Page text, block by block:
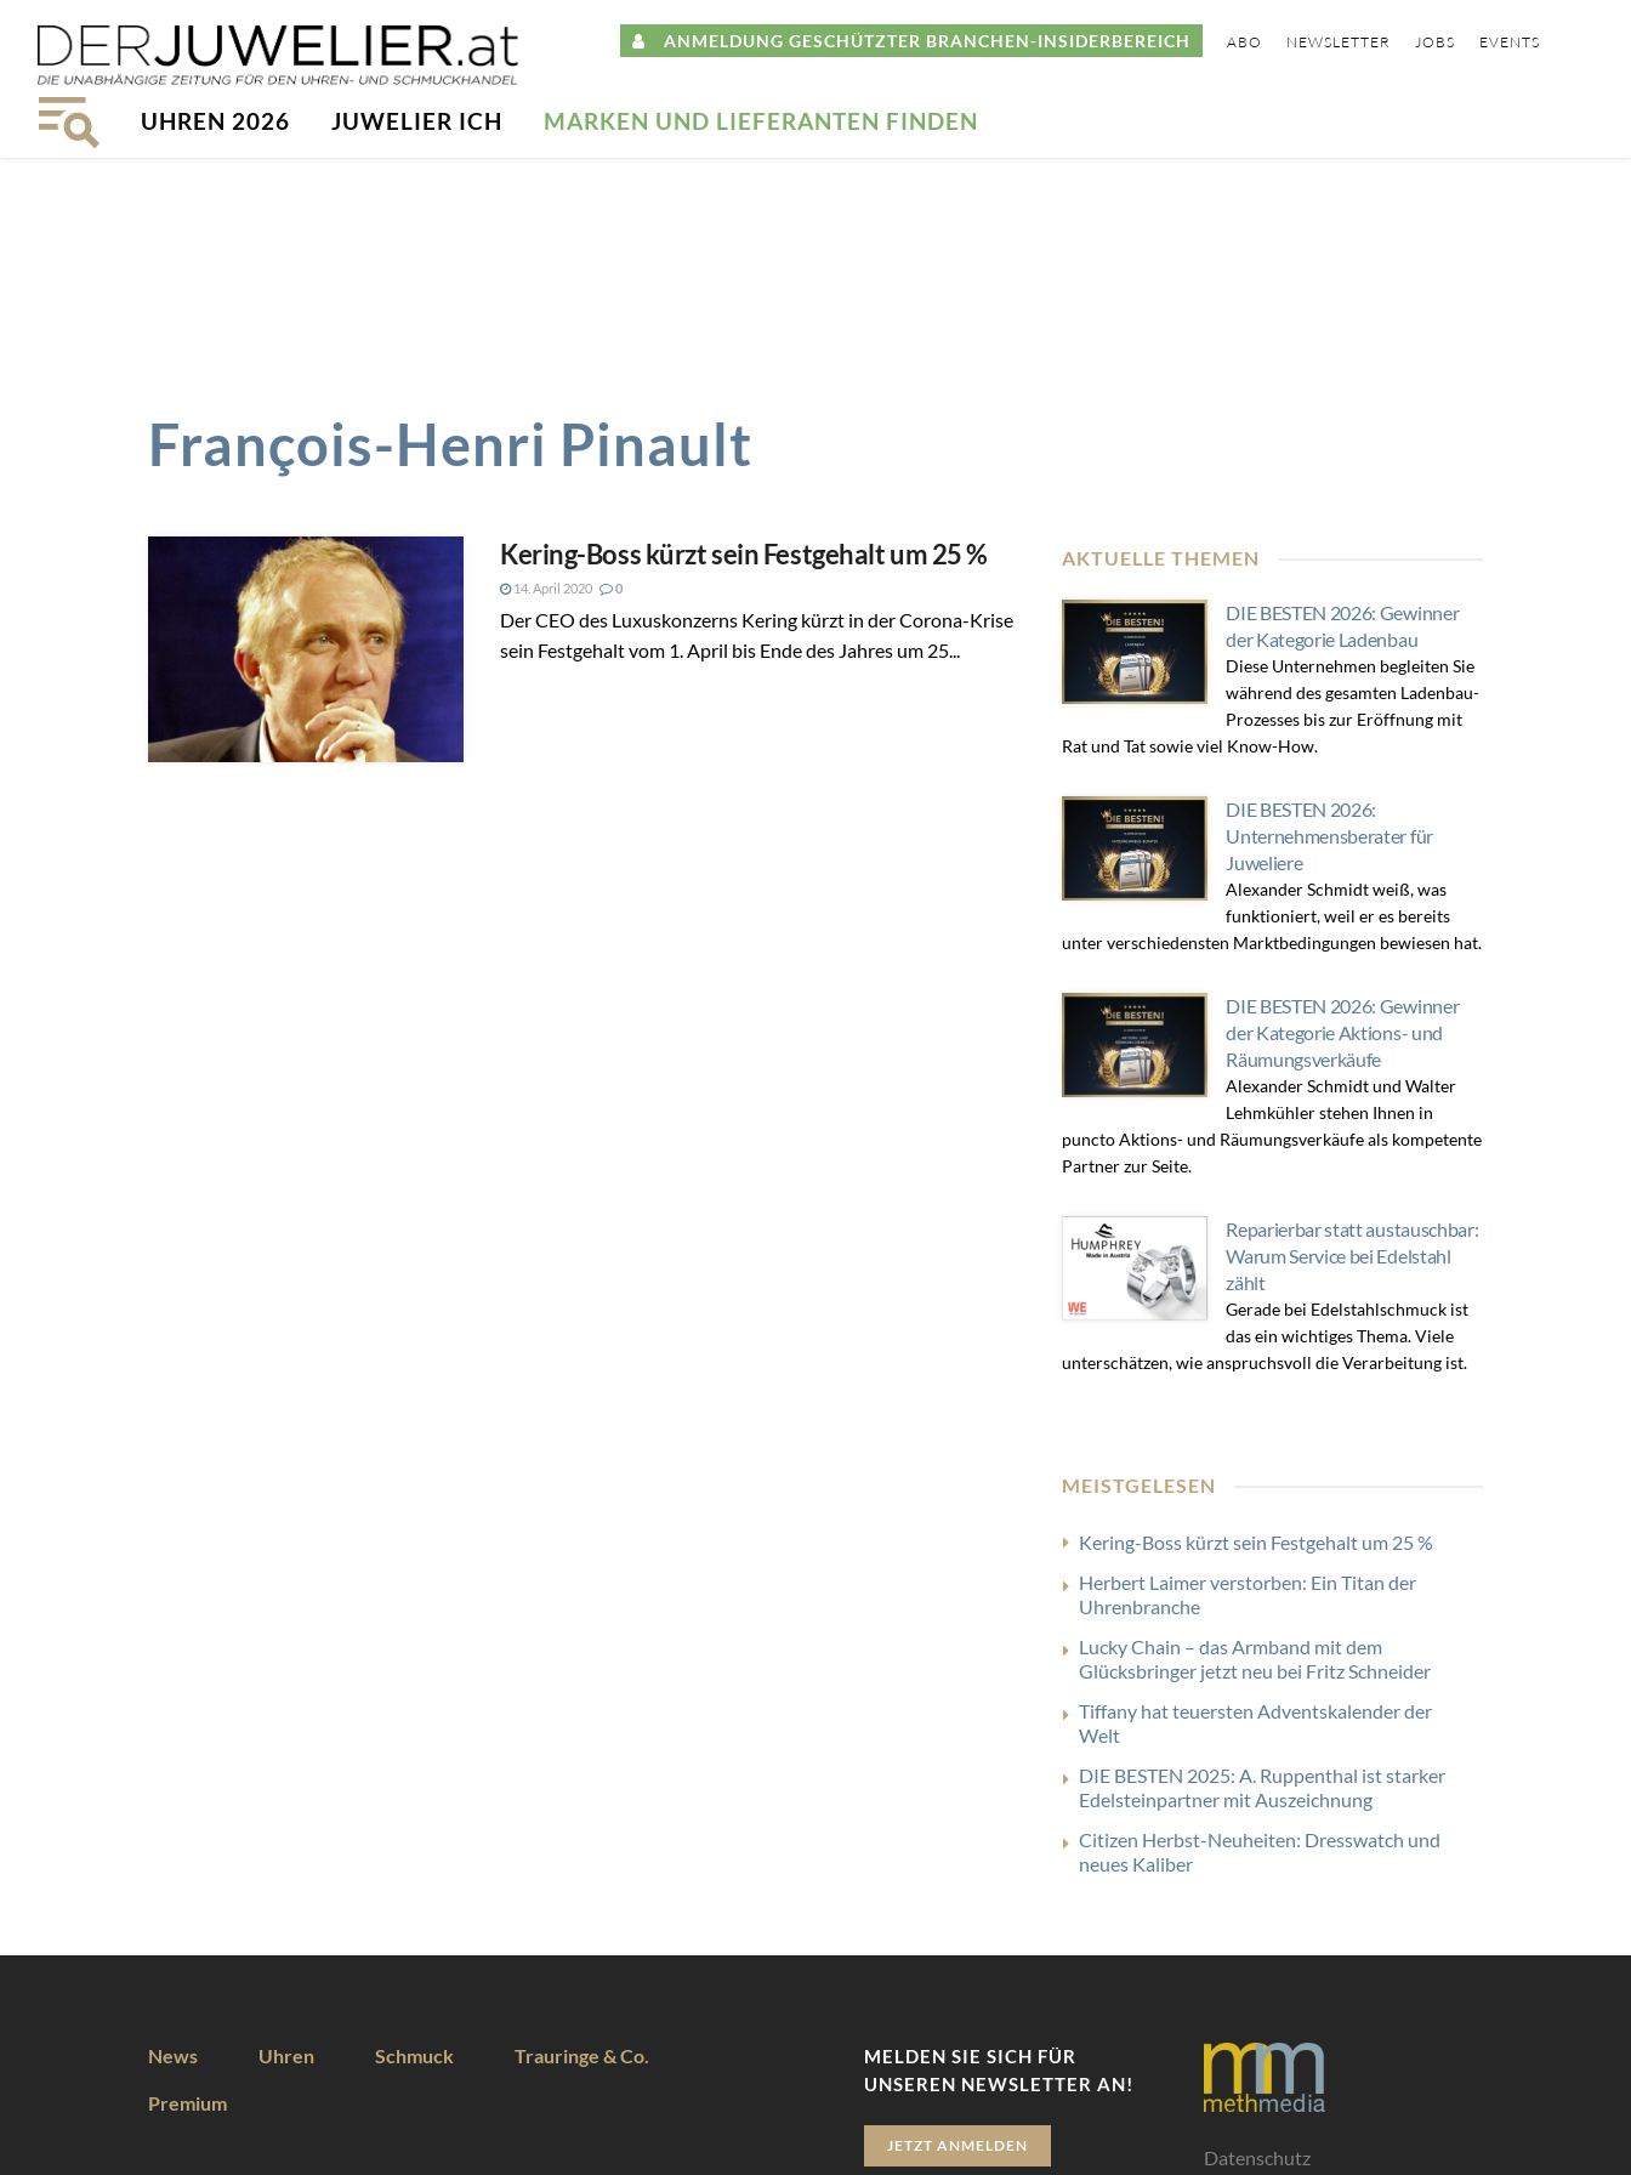
ANMELDUNG GESCHÜTZTER BRANCHEN-INSIDERBEREICH ABO NEWSLETTER JOBS EVENTS
UHREN 2026 JUWELIER ICH MARKEN UND LIEFERANTEN FINDEN
François-Henri Pinault
Kering-Boss kürzt sein Festgehalt um 25 %
14. April 2020 0
Der CEO des Luxuskonzerns Kering kürzt in der Corona-Krise
sein Festgehalt vom 1. April bis Ende des Jahres um 25...
AKTUELLE THEMEN
DIE BESTEN 2026: Gewinner
der Kategorie Ladenbau
Diese Unternehmen begleiten Sie
während des gesamten Ladenbau-
Prozesses bis zur Eröffnung mit
Rat und Tat sowie viel Know-How.
DIE BESTEN 2026:
Unternehmensberater für
Juweliere
Alexander Schmidt weiß, was
funktioniert, weil er es bereits
unter verschiedensten Marktbedingungen bewiesen hat.
DIE BESTEN 2026: Gewinner
der Kategorie Aktions- und
Räumungsverkäufe
Alexander Schmidt und Walter
Lehmkühler stehen Ihnen in
puncto Aktions- und Räumungsverkäufe als kompetente
Partner zur Seite.
Reparierbar statt austauschbar:
Warum Service bei Edelstahl
zählt
Gerade bei Edelstahlschmuck ist
das ein wichtiges Thema. Viele
unterschätzen, wie anspruchsvoll die Verarbeitung ist.
MEISTGELESEN
Kering-Boss kürzt sein Festgehalt um 25 %
Herbert Laimer verstorben: Ein Titan der
Uhrenbranche
Lucky Chain – das Armband mit dem
Glücksbringer jetzt neu bei Fritz Schneider
Tiffany hat teuersten Adventskalender der
Welt
DIE BESTEN 2025: A. Ruppenthal ist starker
Edelsteinpartner mit Auszeichnung
Citizen Herbst-Neuheiten: Dresswatch und
neues Kaliber
News Uhren Schmuck Trauringe & Co.
Premium
MELDEN SIE SICH FÜR
UNSEREN NEWSLETTER AN!
JETZT ANMELDEN
Datenschutz